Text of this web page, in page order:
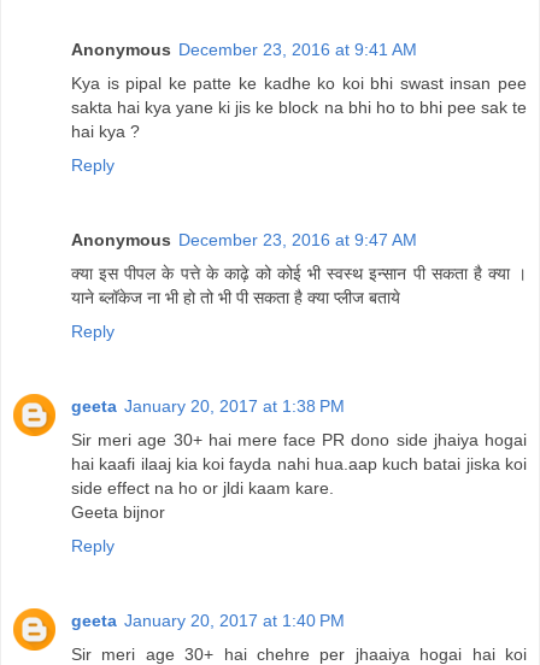
Anonymous December 23, 2016 at 9:41 AM
Kya is pipal ke patte ke kadhe ko koi bhi swast insan pee
sakta hai kya yane ki jis ke block na bhi ho to bhi pee sak te
hai kya ?
Reply
Anonymous December 23, 2016 at 9:47 AM
क्या इस पीपल के पत्ते के काढ़े को कोई भी स्वस्थ इन्सान पी सकता है क्या ।
याने ब्लॉकेज ना भी हो तो भी पी सकता है क्या प्लीज बताये
Reply
geeta January 20, 2017 at 1:38 PM
Sir meri age 30+ hai mere face PR dono side jhaiya hogai
hai kaafi ilaaj kia koi fayda nahi hua.aap kuch batai jiska koi
side effect na ho or jldi kaam kare.
Geeta bijnor
Reply
geeta January 20, 2017 at 1:40 PM
Sir meri age 30+ hai chehre per jhaaiya hogai hai koi